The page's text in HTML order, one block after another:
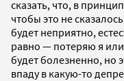
сказать, что, в
чтобы это не
будет неприятно,
равно — потеряю я
будет болезненно, но
впаду в какую-то